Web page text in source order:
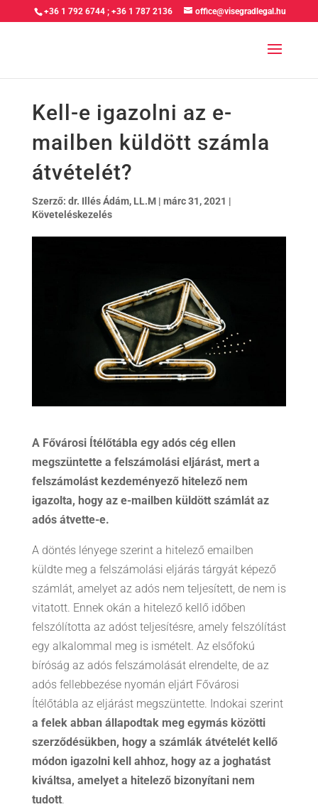
+36 1 792 6744 ;+36 1 787 2136 office@visegradlegal.hu
Kell-e igazolni az e-
mailben küldött számla
átvételét?
Szerző: dr. Illés Ádám, LL.M| márc 31, 2021 |
Követeléskezelés
A Fővárosi Ítélőtábla egy adós cég ellen
megszüntette a felszámolási eljárást, mert a
felszámolást kezdeményező hitelező nem
igazolta, hogy az e-mailben küldött számlát az
adós átvette-e.
A döntés lényege szerint a hitelező emailben
küldte meg a felszámolási eljárás tárgyát képező
számlát, amelyet az adós nem teljesített, de nem is
vitatott. Ennek okán a hitelező kellő időben
felszólította az adóst teljesítésre, amely felszólítást
egy alkalommal meg is ismételt. Az elsőfokú
bíróság az adós felszámolását elrendelte, de az
adós fellebbezése nyomán eljárt Fővárosi
Ítélőtábla az eljárást megszüntette. Indokai szerint
a felek abban állapodtak meg egymás közötti
szerződésükben, hogy a számlák átvételét kellő
módon igazolni kell ahhoz, hogy az a joghatást
kiváltsa, amelyet a hitelező bizonyítani nem
tudott.